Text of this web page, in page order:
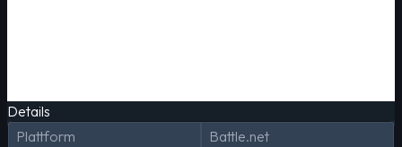
Details
Plattform
Battle.net